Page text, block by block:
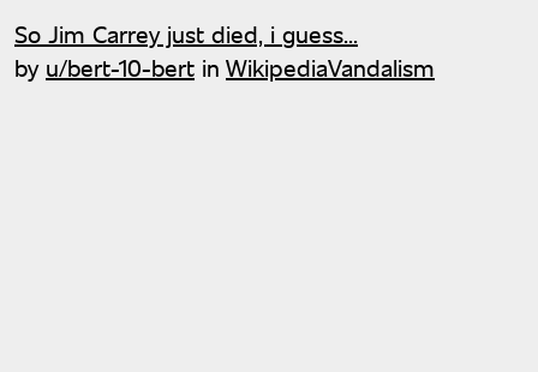
So Jim Carrey just died, i guess...
by u/bert-10-bert in WikipediaVandalism